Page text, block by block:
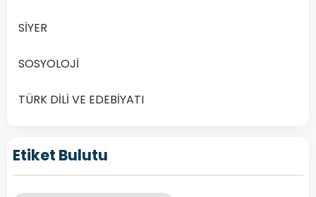
SİYER
SOSYOLOJİ
TÜRK DİLİ VE EDEBİYATI
Etiket Bulutu